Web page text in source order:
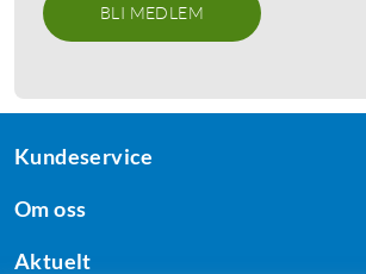
BLI MEDLEM
Kundeservice
Om oss
Aktuelt